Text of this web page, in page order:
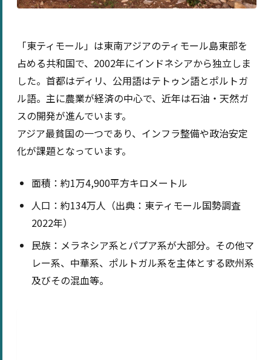
「東ティモール」は東南アジアのティモール島東部を
占める共和国で、2002年にインドネシアから独立しま
した。首都はディリ、公用語はテトゥン語とポルトガ
ル語。主に農業が経済の中心で、近年は石油・天然ガ
スの開発が進んでいます。
アジア最貧国の一つであり、インフラ整備や政治安定
化が課題となっています。
面積：約1万4,900平方キロメートル
人口：約134万人（出典：東ティモール国勢調査
2022年）
民族：メラネシア系とパプア系が大部分。その他マ
レー系、中華系、ポルトガル系を主体とする欧州系
及びその混血等。